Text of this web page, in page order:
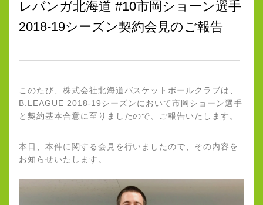
レバンガ北海道 #10市岡ショーン選手
2018-19シーズン契約会見のご報告
このたび、株式会社北海道バスケットボールクラブは、
B.LEAGUE 2018-19シーズンにおいて市岡ショーン選手
と契約基本合意に至りましたので、ご報告いたします。
本日、本件に関する会見を行いましたので、その内容を
お知らせいたします。